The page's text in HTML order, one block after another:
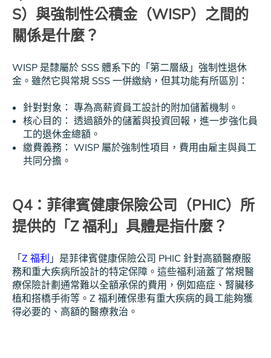
S）與強制性公積金（WISP）之間的
關係是什麼？
WISP 是隸屬於 SSS 體系下的「第二層級」強制性退休
金。雖然它與常規 SSS 一併繳納，但其功能有所區別：
針對對象： 專為高薪資員工設計的附加儲蓄機制。
核心目的： 透過額外的儲蓄與投資回報，進一步強化員
工的退休金總額。
繳費義務： WISP 屬於強制性項目，費用由雇主與員工
共同分擔。
Q4：菲律賓健康保險公司（PHIC）所
提供的「Z 福利」具體是指什麼？
「Z 福利 」是菲律賓健康保險公司 PHIC 針對高額醫療服
務和重大疾病所設計的特定保障。這些福利涵蓋了常規醫
療保險計劃通常難以全額承保的費用，例如癌症、腎臟移
植和搭橋手術等。Z 福利確保患有重大疾病的員工能夠獲
得必要的、高額的醫療救治。